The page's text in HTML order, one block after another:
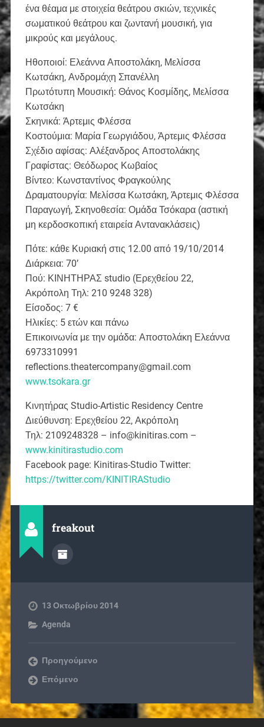
ένα θέαμα με στοιχεία θεάτρου σκιών, τεχνικές
σωματικού θεάτρου και ζωντανή μουσική, για
μικρούς και μεγάλους.
Ηθοποιοί: Ελεάννα Αποστολάκη, Μελίσσα
Κωτσάκη, Ανδρομάχη Σπανέλλη
Πρωτότυπη Μουσική: Θάνος Κοσμίδης, Μελίσσα
Κωτσάκη
Σκηνικά: Άρτεμις Φλέσσα
Κοστούμια: Μαρία Γεωργιάδου, Άρτεμις Φλέσσα
Σχέδιο αφίσας: Αλέξανδρος Αποστολάκης
Γραφίστας: Θεόδωρος Κωβαίος
Βίντεο: Κωνσταντίνος Φραγκούλης
Δραματουργία: Μελίσσα Κωτσάκη, Άρτεμις Φλέσσα
Παραγωγή, Σκηνοθεσία: Ομάδα Τσόκαρα (αστική
μη κερδοσκοπική εταιρεία Αντανακλάσεις)
Πότε: κάθε Κυριακή στις 12.00 από 19/10/2014
Διάρκεια: 70’
Πού: ΚΙΝΗΤΗΡΑΣ studio (Ερεχθείου 22,
Ακρόπολη Τηλ: 210 9248 328)
Είσοδος: 7 €
Ηλικίες: 5 ετών και πάνω
Επικοινωνία με την ομάδα: Αποστολάκη Ελεάννα
6973310991
reflections.theatercompany@gmail.com
www.tsokara.gr
Κινητήρας Studio-Artistic Residency Centre
Διεύθυνση: Ερεχθείου 22, Ακρόπολη
Τηλ: 2109248328 – info@kinitiras.com –
www.kinitirastudio.com
Facebook page: Kinitiras-Studio Twitter:
https://twitter.com/KINITIRAStudio
freakout
13 Οκτωβρίου 2014
Agenda
Προηγούμενο
Επόμενο